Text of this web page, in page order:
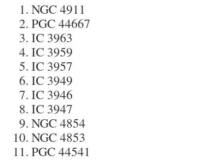
NGC 4911
PGC 44667
IC 3963
IC 3959
IC 3957
IC 3949
IC 3946
IC 3947
NGC 4854
NGC 4853
PGC 44541